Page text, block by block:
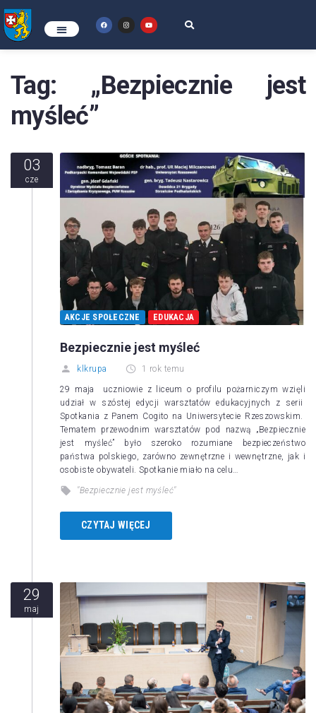
Tag: „Bezpiecznie jest
myśleć”
03
cze
AKCJE SPOŁECZNE EDUKACJA
Bezpiecznie jest myśleć
klkrupa 1 rok temu
29 maja uczniowie z liceum o profilu pożarniczym wzięli
udział w szóstej edycji warsztatów edukacyjnych z serii
Spotkania z Panem Cogito na Uniwersytecie Rzeszowskim.
Tematem przewodnim warsztatów pod nazwą „Bezpiecznie
jest myśleć” było szeroko rozumiane bezpieczeństwo
państwa polskiego, zarówno zewnętrzne i wewnętrzne, jak i
osobiste obywateli. Spotkanie miało na celu…
"Bezpiecznie jest myśleć"
CZYTAJ WIĘCEJ
29
maj